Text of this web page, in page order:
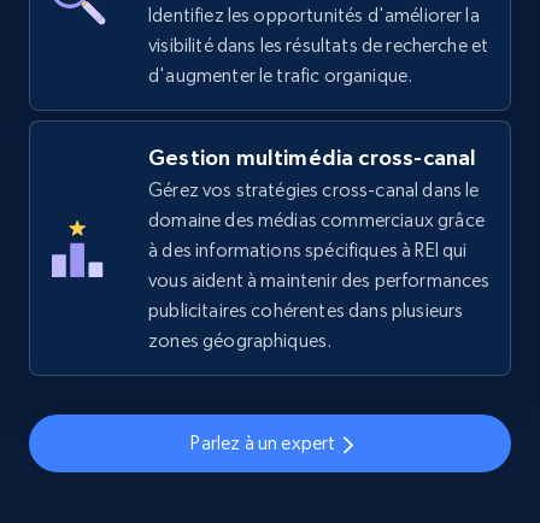
more.
359+ Commencer
eBay - Gather data on products using
specified keywords
URL, Product id, Title, Seller name, Seller rating,
Seller reviews, Breadcrumbs, Root category, and
2.5K+ 359+ Commencer
Identifiez les opportunités d'améliorer la
visibilité dans les résultats de recherche et
d'augmenter le trafic organique.
Gestion multimédia cross-canal
Gérez vos stratégies cross-canal dans le
domaine des médias commerciaux grâce
à des informations spécifiques à REI qui
vous aident à maintenir des performances
publicitaires cohérentes dans plusieurs
zones géographiques.
Parlez à un expert